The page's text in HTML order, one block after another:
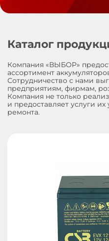
Каталог
Компания «ВЫБОР»
ассортимент
Сотрудничество с нами
предприятиям, фирмам,
Компания не только
и предоставляет услуги
ремонта.